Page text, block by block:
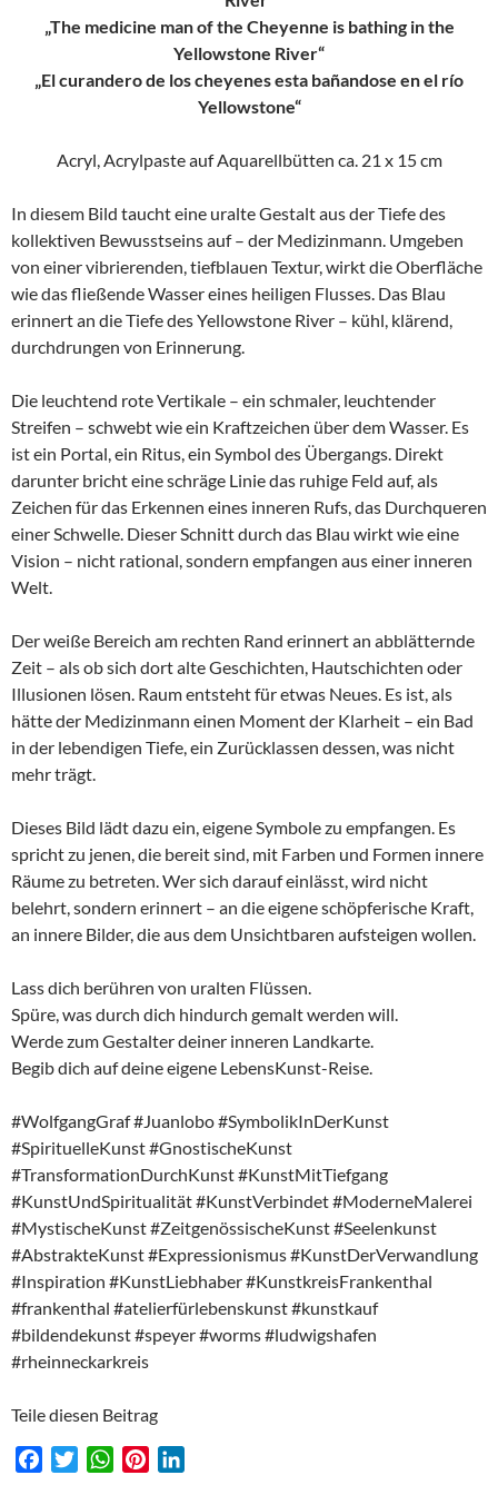
„The medicine man of the Cheyenne is bathing in the
Yellowstone River“
„El curandero de los cheyenes esta bañandose en el río
Yellowstone“
Acryl, Acrylpaste auf Aquarellbütten ca. 21 x 15 cm
In diesem Bild taucht eine uralte Gestalt aus der Tiefe des
kollektiven Bewusstseins auf – der Medizinmann. Umgeben
von einer vibrierenden, tiefblauen Textur, wirkt die Oberfläche
wie das fließende Wasser eines heiligen Flusses. Das Blau
erinnert an die Tiefe des Yellowstone River – kühl, klärend,
durchdrungen von Erinnerung.
Die leuchtend rote Vertikale – ein schmaler, leuchtender
Streifen – schwebt wie ein Kraftzeichen über dem Wasser. Es
ist ein Portal, ein Ritus, ein Symbol des Übergangs. Direkt
darunter bricht eine schräge Linie das ruhige Feld auf, als
Zeichen für das Erkennen eines inneren Rufs, das Durchqueren
einer Schwelle. Dieser Schnitt durch das Blau wirkt wie eine
Vision – nicht rational, sondern empfangen aus einer inneren
Welt.
Der weiße Bereich am rechten Rand erinnert an abblätternde
Zeit – als ob sich dort alte Geschichten, Hautschichten oder
Illusionen lösen. Raum entsteht für etwas Neues. Es ist, als
hätte der Medizinmann einen Moment der Klarheit – ein Bad
in der lebendigen Tiefe, ein Zurücklassen dessen, was nicht
mehr trägt.
Dieses Bild lädt dazu ein, eigene Symbole zu empfangen. Es
spricht zu jenen, die bereit sind, mit Farben und Formen innere
Räume zu betreten. Wer sich darauf einlässt, wird nicht
belehrt, sondern erinnert – an die eigene schöpferische Kraft,
an innere Bilder, die aus dem Unsichtbaren aufsteigen wollen.
Lass dich berühren von uralten Flüssen.
Spüre, was durch dich hindurch gemalt werden will.
Werde zum Gestalter deiner inneren Landkarte.
Begib dich auf deine eigene LebensKunst-Reise.
#WolfgangGraf #Juanlobo #SymbolikInDerKunst
#SpirituelleKunst #GnostischeKunst
#TransformationDurchKunst #KunstMitTiefgang
#KunstUndSpiritualität #KunstVerbindet #ModerneMalerei
#MystischeKunst #ZeitgenössischeKunst #Seelenkunst
#AbstrakteKunst #Expressionismus #KunstDerVerwandlung
#Inspiration #KunstLiebhaber #KunstkreisFrankenthal
#frankenthal #atelierfürlebenskunst #kunstkauf
#bildendekunst #speyer #worms #ludwigshafen
#rheinneckarkreis
Teile diesen Beitrag
W